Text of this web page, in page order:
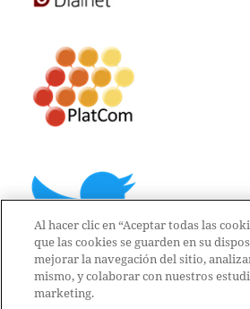
Al hacer clic en “Aceptar todas las
que las cookies se guarden en su
mejorar la navegación del sitio,
mismo, y colaborar con nuestros
marketing.